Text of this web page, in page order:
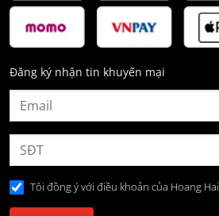
Đăng ký nhận tin khuyến mại
Tôi đồng ý với điều khoản của Hoang Hai